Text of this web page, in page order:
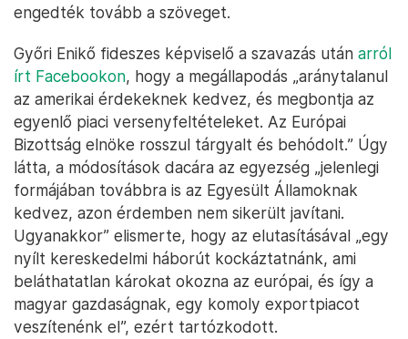
engedték tovább a szöveget.
Győri Enikő fideszes képviselő a szavazás után arról
írt Facebookon, hogy a megállapodás „aránytalanul
az amerikai érdekeknek kedvez, és megbontja az
egyenlő piaci versenyfeltételeket. Az Európai
Bizottság elnöke rosszul tárgyalt és behódolt.” Úgy
látta, a módosítások dacára az egyezség „jelenlegi
formájában továbbra is az Egyesült Államoknak
kedvez, azon érdemben nem sikerült javítani.
Ugyanakkor” elismerte, hogy az elutasításával „egy
nyílt kereskedelmi háborút kockáztatnánk, ami
beláthatatlan károkat okozna az európai, és így a
magyar gazdaságnak, egy komoly exportpiacot
veszítenénk el”, ezért tartózkodott.